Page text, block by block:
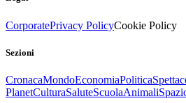
CorporatePrivacy PolicyCookie Policy
Sezioni
CronacaMondoEconomiaPolitica
PlanetCulturaSaluteScuolaAnimali